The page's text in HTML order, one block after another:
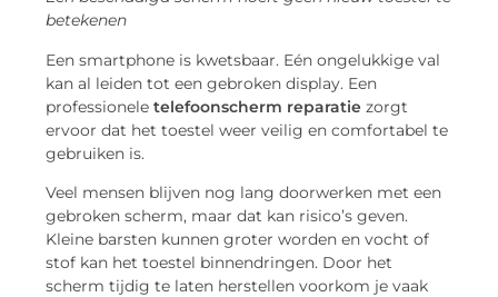
betekenen
Een smartphone is kwetsbaar. Eén ongelukkige val
kan al leiden tot een gebroken display. Een
professioneletelefoonscherm reparatie zorgt
ervoor dat het toestel weer veilig en comfortabel te
gebruiken is.
Veel mensen blijven nog lang doorwerken met een
gebroken scherm, maar dat kan risico’s geven.
Kleine barsten kunnen groter worden en vocht of
stof kan het toestel binnendringen. Door het
scherm tijdig te laten herstellen voorkom je vaak